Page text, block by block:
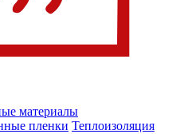
материалы
пленки Теплоизоляция